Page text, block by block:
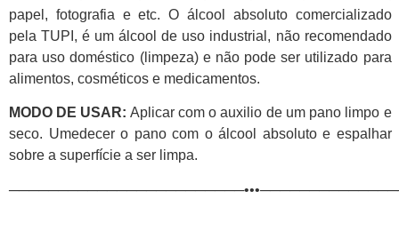
papel, fotografia e etc. O álcool absoluto comercializado
pela TUPI, é um álcool de uso industrial, não recomendado
para uso doméstico (limpeza) e não pode ser utilizado para
alimentos, cosméticos e medicamentos.
MODO DE USAR: Aplicar com o auxilio de um pano limpo e
seco. Umedecer o pano com o álcool absoluto e espalhar
sobre a superfície a ser limpa.